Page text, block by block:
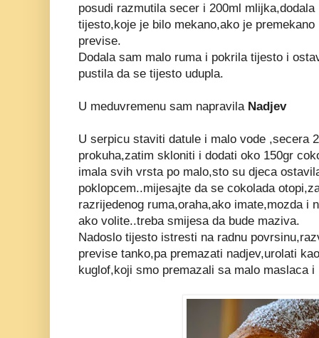
posudi razmutila secer i 200ml
tijesto,koje je bilo mekano,ako je
previse.
Dodala sam malo ruma i pokrila tijesto i
pustila da se tijesto udupla.
U meduvremenu sam napravila Nadjev
U serpicu staviti datule i malo vode ,secera
prokuha,zatim skloniti i dodati oko 150gr
imala svih vrsta po malo,sto su djeca
poklopcem..mijesajte da se cokolada
razrijedenog ruma,oraha,ako imate,mozda i
ako volite..treba smijesa da bude maziva.
Nadoslo tijesto istresti na radnu
previse tanko,pa premazati nadjev,urolati
kuglof,koji smo premazali sa malo maslaca i